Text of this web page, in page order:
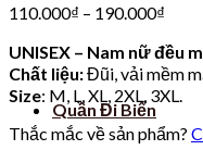
Quần Đi Biển
110.000₫ – 190.000₫
UNISEX – Nam nữ đều
Chất liệu:Đũi, vải mềm
Size: M, L, XL, 2XL, 3XL.
Thắc mắc về sản phẩm?